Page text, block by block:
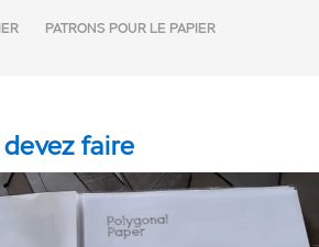
PATRONS POUR LE PAPIER
faire